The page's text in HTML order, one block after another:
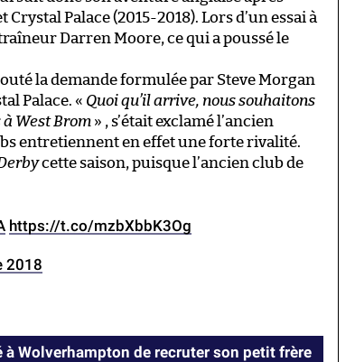
Palace (2015-2018). Lors d’un essai à
Darren Moore, ce qui a poussé le
la demande formulée par Steve Morgan
Palace. « Quoi qu’il arrive, nous souhaitons
West Brom » , s’était exclamé l’ancien
entretiennent en effet une forte rivalité.
cette saison, puisque l’ancien club de
https://t.co/mzbXbbK3Og
2018
à Wolverhampton de recruter son petit frère